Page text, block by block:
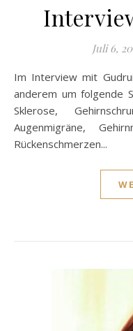
Juli 6,
Im Interview mit Gudrun und ihrem Mann geht es unter
anderem um folgende
Sklerose,
Augenmigräne,
Rückenschmerzen...